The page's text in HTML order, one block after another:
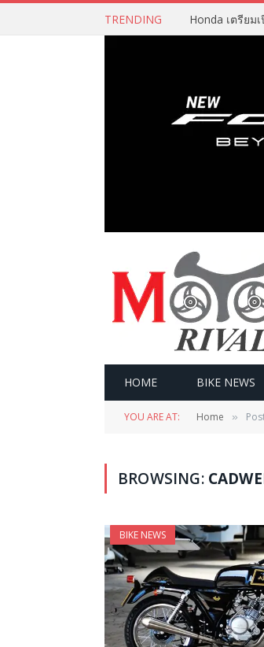
TRENDING Honda เตรียม
HOME BIKE NEWS
YOU ARE AT: Home »
BROWSING:
BIKE NEWS